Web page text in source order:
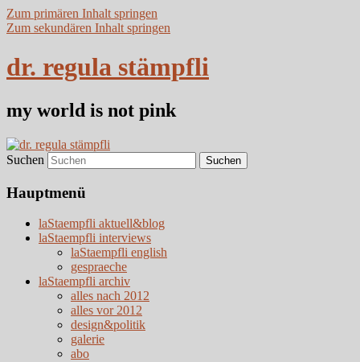
Zum primären Inhalt springen
Zum sekundären Inhalt springen
dr. regula stämpfli
my world is not pink
Suchen
Hauptmenü
laStaempfli aktuell&blog
laStaempfli interviews
laStaempfli english
gespraeche
laStaempfli archiv
alles nach 2012
alles vor 2012
design&politik
galerie
abo